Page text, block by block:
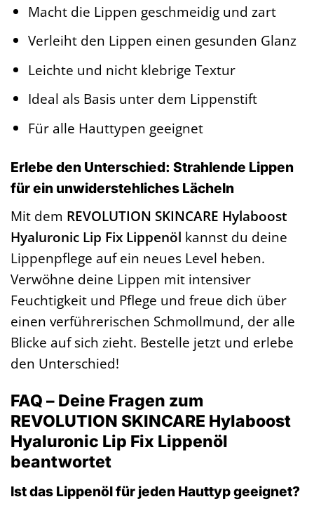
Macht die Lippen geschmeidig und zart
Verleiht den Lippen einen gesunden Glanz
Leichte und nicht klebrige Textur
Ideal als Basis unter dem Lippenstift
Für alle Hauttypen geeignet
Erlebe den Unterschied: Strahlende Lippen
für ein unwiderstehliches Lächeln
Mit dem REVOLUTION SKINCARE Hylaboost
Hyaluronic Lip Fix Lippenöl kannst du deine
Lippenpflege auf ein neues Level heben.
Verwöhne deine Lippen mit intensiver
Feuchtigkeit und Pflege und freue dich über
einen verführerischen Schmollmund, der alle
Blicke auf sich zieht. Bestelle jetzt und erlebe
den Unterschied!
FAQ – Deine Fragen zum
REVOLUTION SKINCARE Hylaboost
Hyaluronic Lip Fix Lippenöl
beantwortet
Ist das Lippenöl für jeden Hauttyp geeignet?